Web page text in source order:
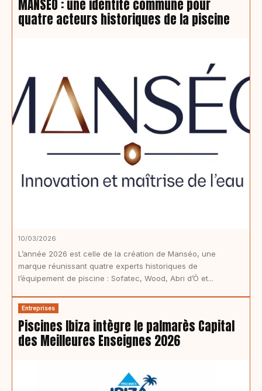
MANSÉO : une identité commune pour
quatre acteurs historiques de la piscine
10/03/2026
L’année 2026 est celle de la création de Manséo, une
marque réunissant quatre experts historiques de
l’équipement de piscine : Sofatec, Wood, Abri d’Ô et...
Entreprises
Piscines Ibiza intègre le palmarès Capital
des Meilleures Enseignes 2026